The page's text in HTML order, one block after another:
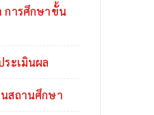
การศึกษาขั้น
ระเมินผล
สถานศึกษา